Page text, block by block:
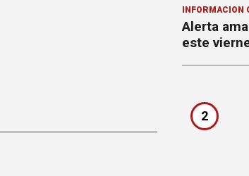
INFORMACION
Alerta
este
2